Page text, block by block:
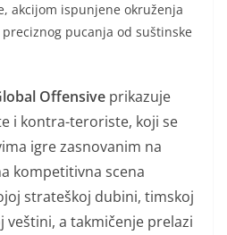
akcijom ispunjene okruženja
pucanja od suštinske
Offensive prikazuje
i kontra-teroriste, koji se
igre zasnovanim na
kompetitivna scena
strateškoj dubini, timskoj
veštini, a takmičenje prelazi